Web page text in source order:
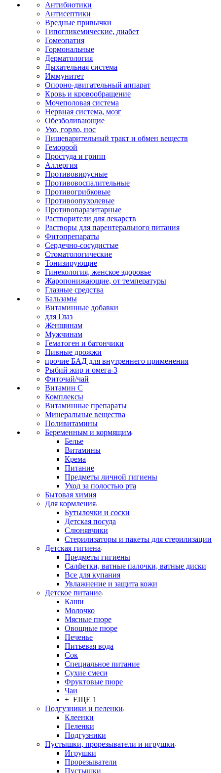
Антибиотики
Антисептики
Вредные привычки
Гипогликемические, диабет
Гомеопатия
Гормональные
Дерматология
Дыхательная система
Иммунитет
Опорно-двигательный аппарат
Кровь и кровообращение
Мочеполовая система
Нервная система, мозг
Обезболивающие
Ухо, горло, нос
Пищеварительный тракт и обмен веществ
Геморрой
Простуда и грипп
Аллергия
Противовирусные
Противовоспалительные
Противогрибковые
Противоопухолевые
Противопаразитарные
Растворители для лекарств
Растворы для парентерального питания
Фитопрепараты
Сердечно-сосудистые
Стоматологические
Тонизирующие
Гинекология, женское здоровье
Жаропонижающие, от температуры
Глазные средства
Бальзамы
Витаминные добавки
для Глаз
Женщинам
Мужчинам
Гематоген и батончики
Пивные дрожжи
прочие БАД для внутреннего применения
Рыбий жир и омега-3
Фиточай/чай
Витамин С
Комплексы
Витаминные препараты
Минеральные вещества
Поливитамины
Беременным и кормящим
Белье
Витамины
Крема
Питание
Предметы личной гигиены
Уход за полостью рта
Бытовая химия
Для кормления
Бутылочки и соски
Детская посуда
Слюнявчики
Стерилизаторы и пакеты для стерилизации
Детская гигиена
Предметы гигиены
Салфетки, ватные палочки, ватные диски
Все для купания
Увлажнение и защита кожи
Детское питание
Каши
Молочко
Мясные пюре
Овощные пюре
Печенье
Питьевая вода
Сок
Специальное питание
Сухие смеси
Фруктовые пюре
Чаи
+ ЕЩЕ 1
Подгузники и пеленки
Клеенки
Пеленки
Подгузники
Пустышки, прорезыватели и игрушки
Игрушки
Прорезыватели
Пустышки